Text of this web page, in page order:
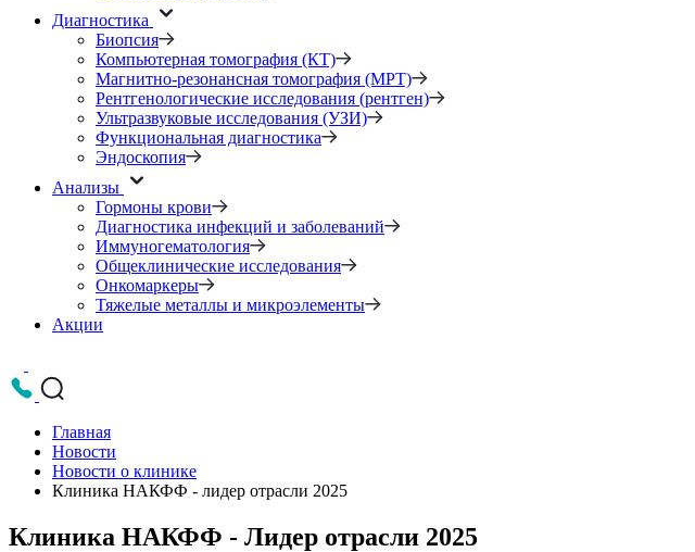
Диагностика
Биопсия
Компьютерная томография (КТ)
Магнитно-резонансная томография (МРТ)
Рентгенологические исследования (рентген)
Ультразвуковые исследования (УЗИ)
Функциональная диагностика
Эндоскопия
Анализы
Гормоны крови
Диагностика инфекций и заболеваний
Иммуногематология
Общеклинические исследования
Онкомаркеры
Тяжелые металлы и микроэлементы
Акции
Главная
Новости
Новости о клинике
Клиника НАКФФ - лидер отрасли 2025
Клиника НАКФФ - Лидер отрасли 2025